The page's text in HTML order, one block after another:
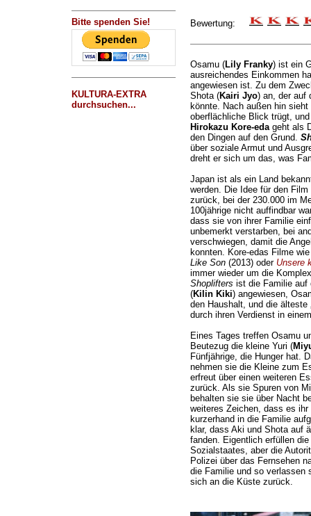
Bitte spenden Sie!
KULTURA-EXTRA
durchsuchen...
Bewertung:
Osamu (Lily Franky) ist ein
ausreichendes Einkommen
angewiesen ist. Zu dem
Shota (Kairi Jyo) an, der auf
könnte. Nach außen hin
oberflächliche Blick trügt,
Hirokazu Kore-edageht als
den Dingen auf den Grund.
über soziale Armut und
dreht er sich um das, was
Japan ist als ein Land
werden. Die Idee für den
zurück, bei der 230.000 im
100jährige nicht auffindbar
dass sie von ihrer Familie
unbemerkt verstarben, bei
verschwiegen, damit die
konnten. Kore-edas Filme
Like Son(2013) oder Unsere
immer wieder um die
Shoplifters ist die Familie auf
(Kilin Kiki) angewiesen,
den Haushalt, und die älteste
durch ihren Verdienst in
Eines Tages treffen Osamu
Beutezug die kleine Yuri (
Fünfjährige, die Hunger hat.
nehmen sie die Kleine zum
erfreut über einen weiteren
zurück. Als sie Spuren von
behalten sie sie über Nacht
weiteres Zeichen, dass es
kurzerhand in die Familie
klar, dass Aki und Shota auf
fanden. Eigentlich erfüllen
Sozialstaates, aber die
Polizei über das Fernsehen
die Familie und so verlassen
sich an die Küste zurück.